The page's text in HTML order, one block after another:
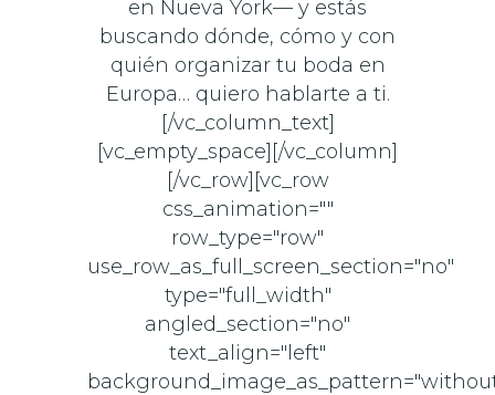
en Nueva York— y estás
buscando dónde, cómo y con
quién organizar tu boda en
Europa… quiero hablarte a ti.
[/vc_column_text]
[vc_empty_space][/vc_column]
[/vc_row][vc_row
css_animation=""
row_type="row"
use_row_as_full_screen_section="no"
type="full_width"
angled_section="no"
text_align="left"